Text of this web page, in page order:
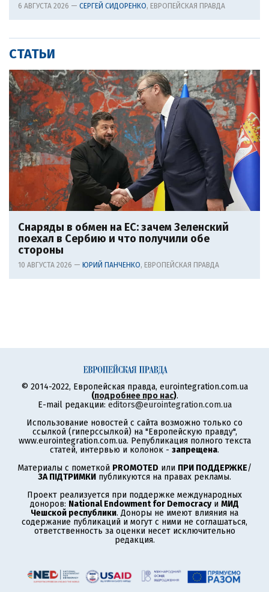
6 АВГУСТА 2026 — СЕРГЕЙ СИДОРЕНКО, ЕВРОПЕЙСКАЯ ПРАВДА
СТАТЬИ
Снаряды в обмен на ЕС: зачем Зеленский
поехал в Сербию и что получили обе
стороны
10 АВГУСТА 2026 — ЮРИЙ ПАНЧЕНКО, ЕВРОПЕЙСКАЯ ПРАВДА
© 2014-2022, Европейская правда, eurointegration.com.ua
(подробнее про нас).
E-mail редакции: editors@eurointegration.com.ua
Использование новостей с сайта возможно только со
ссылкой (гиперссылкой) на "Европейскую правду",
www.eurointegration.com.ua. Републикация полного текста
статей, интервью и колонок - запрещена.
Материалы с пометкой PROMOTED или ПРИ ПОДДЕРЖКЕ/
ЗА ПІДТРИМКИ публикуются на правах рекламы.
Проект реализуется при поддержке международных
доноров: National Endowment for Democracyи МИД
Чешской республики. Доноры не имеют влияния на
содержание публикаций и могут с ними не соглашаться,
ответственность за оценки несет исключительно
редакция.